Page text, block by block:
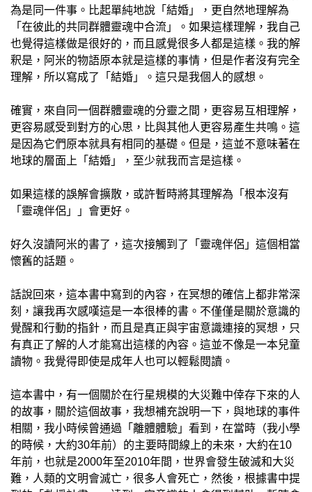
為是同一件事。比起單純地說「結婚」，更自然地理解為
「在彼此的共同群體靈魂中合流」。如果這樣理解，我自己
也覺得這樣做是很好的，而且感覺很多人都是這樣。我的解
釈是，阿米的物語原本就是這樣的事情，但是作者沒有完全
理解，所以寫成了「結婚」。這只是我個人的感想。
確實，來自同一個群體靈魂的分靈之間，更容易互相理解，
更容易感受到對方的心思，比與其他人更容易產生共鳴。這
是因為它們原本就具有相同的基礎。但是，這並不意味著在
地球的層面上「結婚」，至少就我而言是這樣。
如果這樣的誤解會擴散，或許暫時將其理解為「根本沒有
「靈魂伴侶」」會更好。
好久沒讀阿米的書了，這次接觸到了「靈魂伴侶」這個相當
懷舊的話題。
話說回來，這本書中寫到的內容，在冥想的確信上都非常深
刻，讓我再次感嘆這是一本很棒的書。不僅僅是關於意識的
覺醒和行動的指針，而且是真正與宇宙意識連接的冥想，只
有真正了解的人才能寫出這樣的內容。這並不像是一本兒童
讀物。我覺得即使是成年人也可以輕鬆閱讀。
這本書中，有一個關於在行星規模的大災難中倖存下來的人
的故事，關於這個故事，我想補充說明一下，與地球的事件
相關，我小時候曾通過「離體體驗」看到，在當時（我小學
的時候，大約30年前）的主要時間線上的未來，大約在10
年前，也就是2000年至2010年間，世界會發生破滅和大災
難，人類的文明會滅亡，很多人會死亡，然後，根據書中提